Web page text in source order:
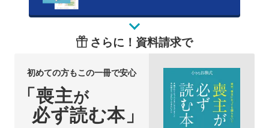
さらに！資料請求で
初めての方もこの一冊で安心
「喪主が
必ず読む本」